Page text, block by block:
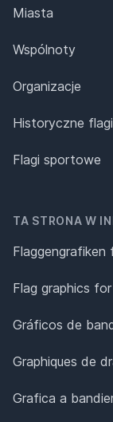
Miasta
Wspólnoty
Organizacje
Historyczne flagi
Flagi sportowe
TA STRONA W
Flaggengrafiken
Flag graphics
Gráficos de
Graphiques de
Grafica a